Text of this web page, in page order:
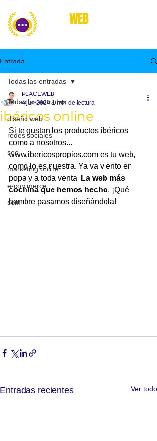
WEB
Entrada
Todas las entradas
diseño web
redes sociales
seo
marketing online
e-commerce
sem
Todas las entradas
ibéricos online
PLACEWEB
4 jun 2024 1 min de lectura
Si te gustan los productos ibéricos
como a nosotros...
www.ibericospropios.com es tu web,
como lo es nuestra. Ya va viento en
popa y a toda venta. La web más
cochina que hemos hecho. ¡Qué
hambre pasamos diseñándola!
Entradas recientes Ver todo